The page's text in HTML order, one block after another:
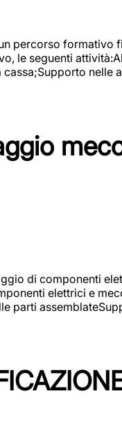
percorso
le seguenti
nelle
di componenti
elettrici e
parti